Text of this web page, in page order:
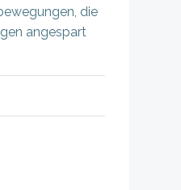
die
angespart